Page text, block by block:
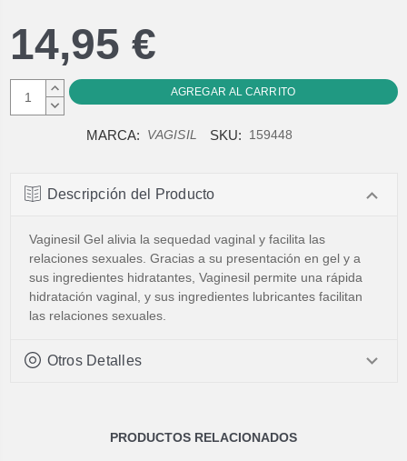
14,95 €
AUMENTAR
CANTIDAD:
DISMINUIR
MARCA: VAGISIL SKU: 159448
Descripción del Producto
Vaginesil Gel alivia la sequedad vaginal y facilita las
relaciones sexuales. Gracias a su presentación en gel y a
sus ingredientes hidratantes, Vaginesil permite una rápida
hidratación vaginal, y sus ingredientes lubricantes facilitan
las relaciones sexuales.
Otros Detalles
PRODUCTOS RELACIONADOS